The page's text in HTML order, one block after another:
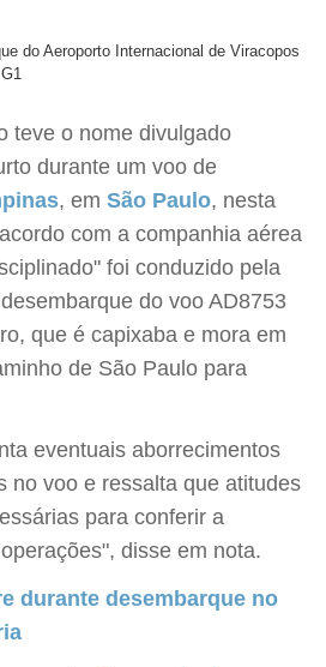
do Aeroporto Internacional de Viracopos
teve o nome divulgado
durante um voo de
, em São Paulo, nesta
com a companhia aérea
foi conduzido pela
do voo AD8753
que é capixaba e mora em
de São Paulo para
eventuais aborrecimentos
no voo e ressalta que atitudes
para conferir a
disse em nota.
durante desembarque no